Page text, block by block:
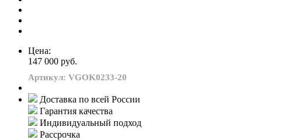
Цена:
147 000 руб.
Артикул: VGOK0233-20
Доставка по всей России
Гарантия качества
Индивидуальный подход
Рассрочка